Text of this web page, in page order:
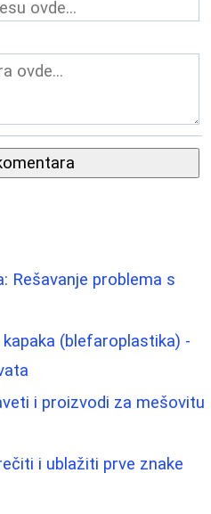
Rešavanje problema s
(blefaroplastika) -
i proizvodi za mešovitu
i ublažiti prve znake